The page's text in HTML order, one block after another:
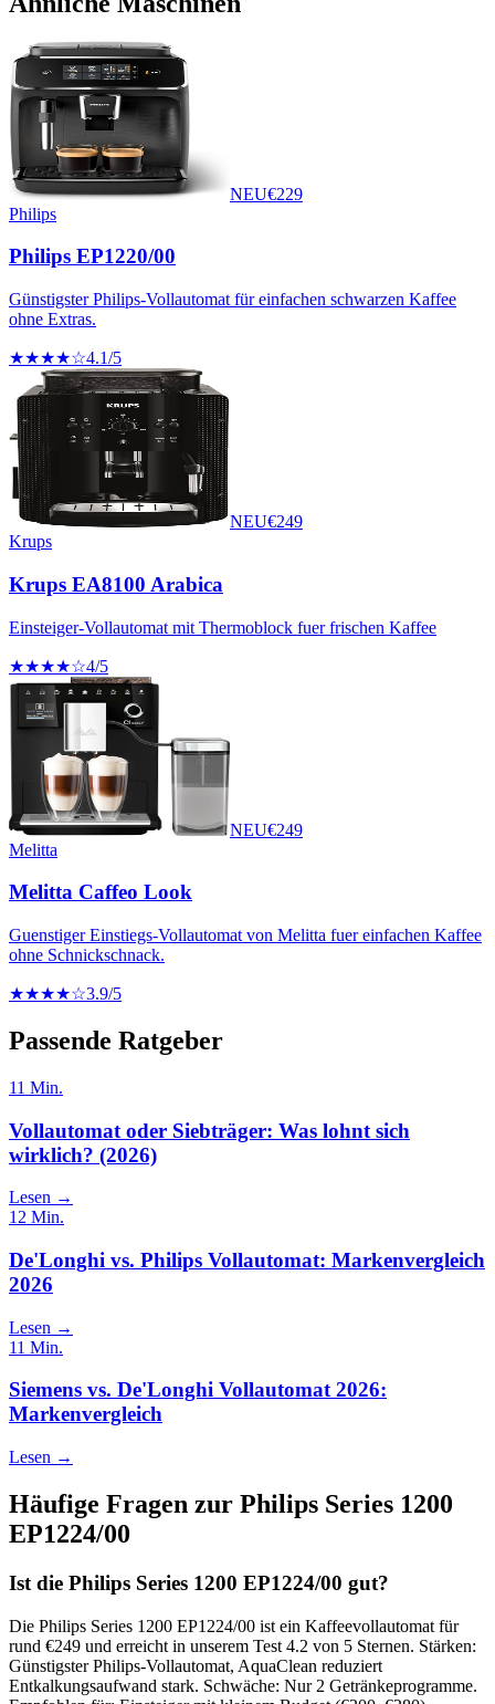
NEU€229
Philips
Philips EP1220/00
Günstigster Philips-Vollautomat für einfachen schwarzen Kaffee
ohne Extras.
★★★★☆4.1/5
NEU€249
Krups
Krups EA8100 Arabica
Einsteiger-Vollautomat mit Thermoblock fuer frischen Kaffee
★★★★☆4/5
NEU€249
Melitta
Melitta Caffeo Look
Guenstiger Einstiegs-Vollautomat von Melitta fuer einfachen Kaffee
ohne Schnickschnack.
★★★★☆3.9/5
Passende Ratgeber
11 Min.
Vollautomat oder Siebträger: Was lohnt sich
wirklich? (2026)
Lesen →
12 Min.
De'Longhi vs. Philips Vollautomat: Markenvergleich
2026
Lesen →
11 Min.
Siemens vs. De'Longhi Vollautomat 2026:
Markenvergleich
Lesen →
Häufige Fragen zur Philips Series 1200
EP1224/00
Ist die Philips Series 1200 EP1224/00 gut?
Die Philips Series 1200 EP1224/00 ist ein Kaffeevollautomat für
rund €249 und erreicht in unserem Test 4.2 von 5 Sternen. Stärken:
Günstigster Philips-Vollautomat, AquaClean reduziert
Entkalkungsaufwand stark. Schwäche: Nur 2 Getränkeprogramme.